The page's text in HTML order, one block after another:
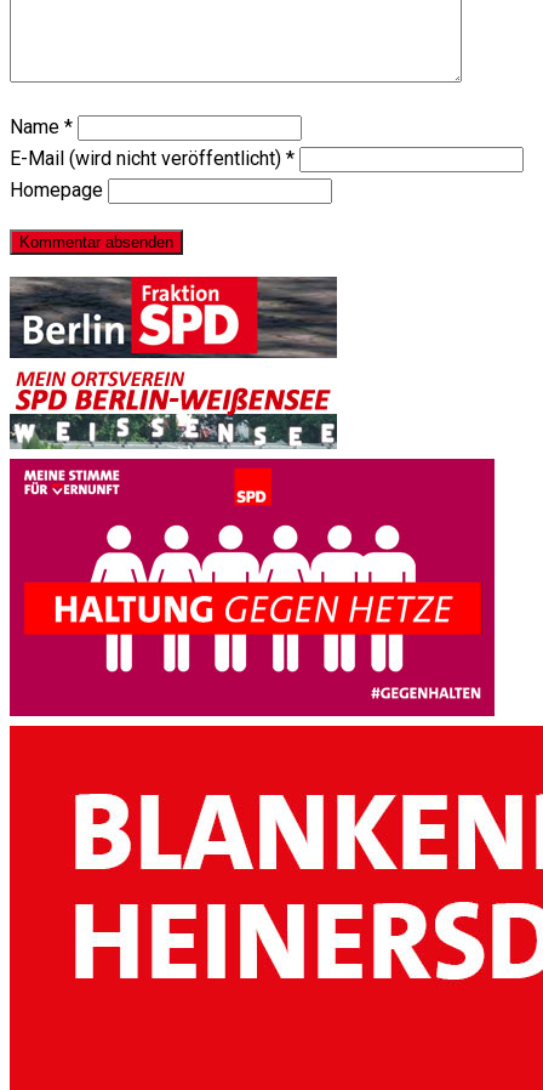
Name *
E-Mail (wird nicht veröffentlicht) *
Homepage